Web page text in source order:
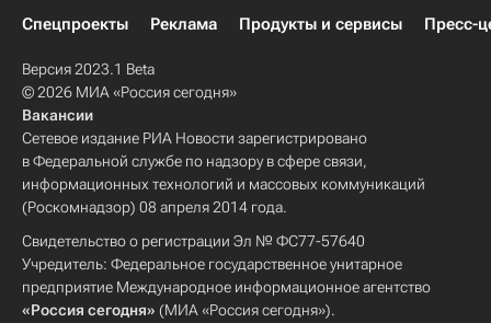
Спецпроекты
Реклама Продукты и сервисы Пресс-
Версия 2023.1 Beta
© 2026 МИА «Россия сегодня»
Вакансии
Сетевое издание РИА Новости зарегистрировано
в Федеральной службе по надзору в сфере связи,
информационных технологий и массовых коммуникаций
(Роскомнадзор) 08 апреля 2014 года.
Свидетельство о регистрации Эл № ФС77-57640
Учредитель: Федеральное государственное унитарное
предприятие Международное информационное агентство
«Россия сегодня» (МИА «Россия сегодня»).